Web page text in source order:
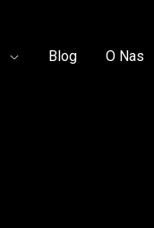
Blog O Nas